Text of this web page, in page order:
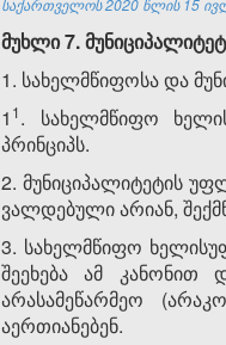
საქართველოს 2020 წლის 15
მუხლი 7.
1. სახელმწიფოსა და
1 ​1. სახელმწიფო
პრინციპს.
2. მუნიციპალიტეტის
ვალდებული არიან,
3. სახელმწიფო
შეეხება ამ კანონით
არასამეწარმეო
აერთიანებენ.